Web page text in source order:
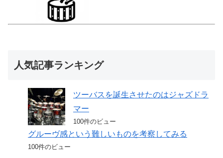
人気記事ランキング
ツーバスを誕生させたのはジャズドラ
マー
100件のビュー
グルーヴ感という難しいものを考察してみる
100件のビュー